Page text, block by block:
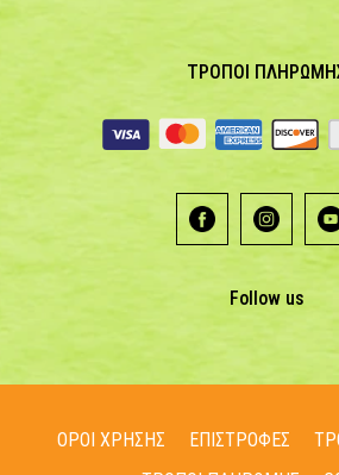
ΤΡΟΠΟΙ
Follow us
ΟΡΟΙ ΧΡΗΣΗΣ ΕΠΙΣΤΡΟΦΕΣ